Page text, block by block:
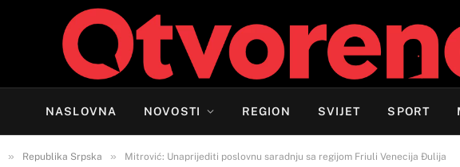
NASLOVNA NOVOSTI REGION SVIJET SPORT
» Republika Srpska » Mitrović: Unaprijediti poslovnu saradnju sa regijom Friuli Venecija Đulija